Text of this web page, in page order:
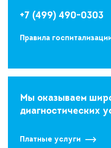
+7 (499) 490-0303
Правила
Мы оказываем
диагностических
Платные услуги